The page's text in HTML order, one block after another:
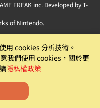
FREAK inc. Developed by T-
of Nintendo.
。
遊戲為內容調整、更新、優化或
用 cookies 分析技術。
我們使用 cookies，關於更
隱私權政策